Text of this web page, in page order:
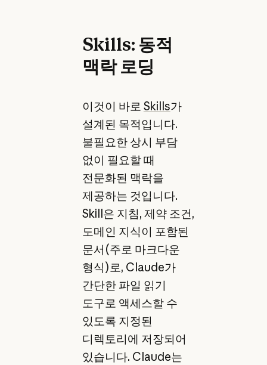
Skills: 동적
맥락 로딩
이것이 바로 Skills가
설계된 목적입니다.
불필요한 상시 부담
없이 필요할 때
전문화된 맥락을
제공하는 것입니다.
Skill은 지침, 제약 조건,
도메인 지식이 포함된
문서(주로 마크다운
형식)로, Claude가
간단한 파일 읽기
도구로 액세스할 수
있도록 지정된
디렉토리에 저장되어
있습니다. Claude는